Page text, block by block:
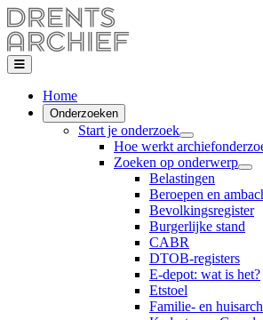
Home
Onderzoeken
Start je onderzoek
Hoe werkt
Zoeken op onderwerp
Belastingen
Beroepen en
Bevolkingsregister
Burgerlijke stand
CABR
DTOB-registers
E-depot: wat is het?
Etstoel
Familie- en